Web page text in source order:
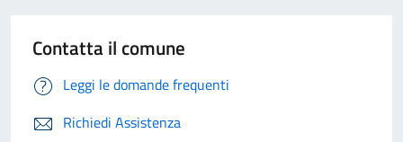
Contatta il comune
Leggi le domande frequenti
Richiedi Assistenza